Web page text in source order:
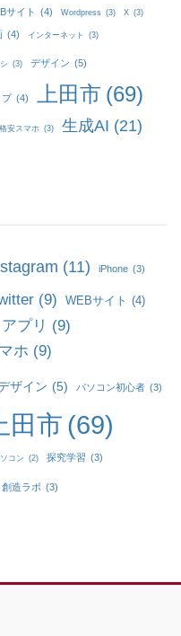
サイト (4) Wordpress (3) X (3)
(4) インターネット (3)
(3) デザイン (5)
プ (4) 上田市 (69)
格安スマホ (3) 生成AI (21)
(11) iPhone (3)
(9) WEBサイト (4)
アプリ (9)
ホ (9)
ザイン (5) パソコン初心者 (3)
田市 (69)
コン (2) 探究学習 (3)
造ラボ (3)